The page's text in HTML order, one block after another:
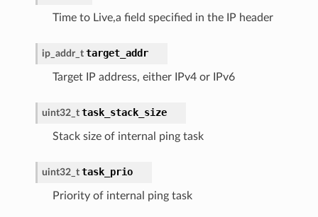
Time to Live,a field specified in the IP header
ip_addr_t target_addr
Target IP address, either IPv4 or IPv6
uint32_t task_stack_size
Stack size of internal ping task
uint32_t task_prio
Priority of internal ping task